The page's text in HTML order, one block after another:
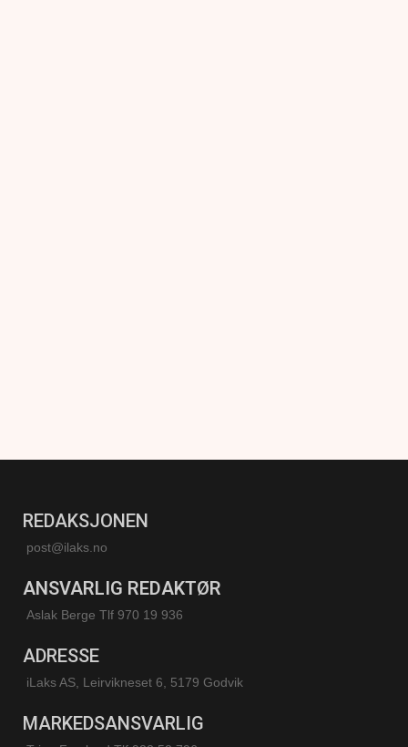
REDAKSJONEN
post@ilaks.no
ANSVARLIG REDAKTØR
Aslak Berge Tlf 970 19 936
ADRESSE
iLaks AS, Leirvikneset 6, 5179 Godvik
MARKEDSANSVARLIG